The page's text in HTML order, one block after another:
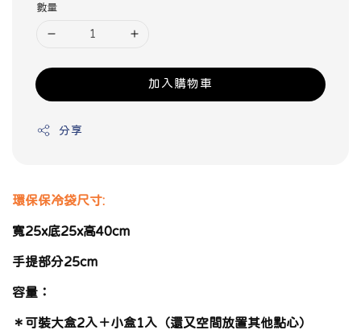
數量
加入購物車
分享
環保保冷袋尺寸:
寬25x底25x高40cm
手提部分25cm
容量：
＊可裝大盒2入＋小盒1入（還又空間放置其他點心）